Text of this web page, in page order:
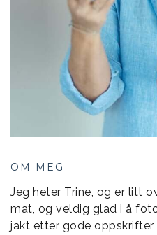
OM MEG
Jeg heter Trine, og er litt
mat, og veldig glad i å
jakt etter gode oppskrifter